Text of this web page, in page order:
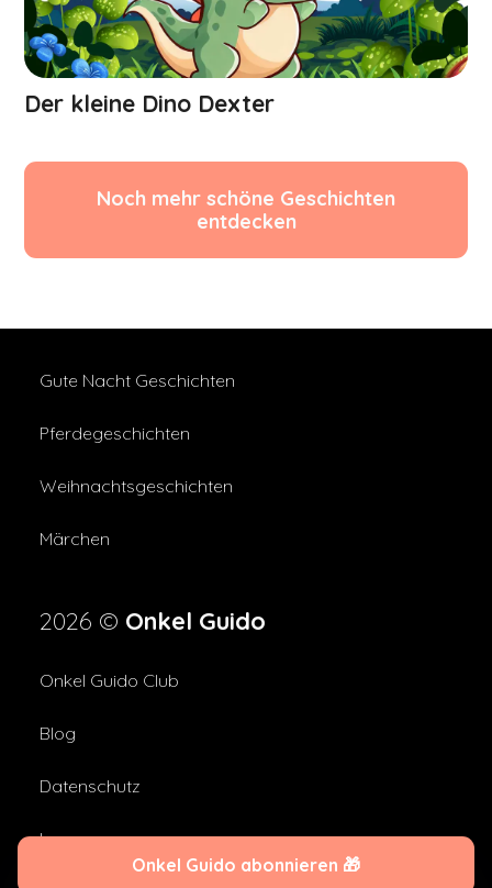
Der kleine Dino Dexter
Noch mehr schöne Geschichten
entdecken
Gute Nacht Geschichten
Pferdegeschichten
Weihnachtsgeschichten
Märchen
2026 © Onkel Guido
Onkel Guido Club
Blog
Datenschutz
Impressum
Onkel Guido abonnieren 🎁